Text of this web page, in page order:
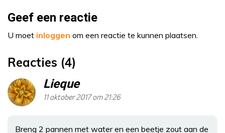
Geef een reactie
U moet inloggen om een reactie te kunnen plaatsen.
Reacties (4)
Lieque
11 oktober 2017 om 21:26
Breng 2 pannen met water en een beetje zout aan de